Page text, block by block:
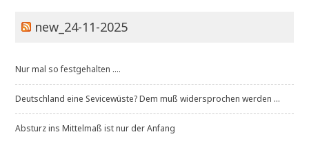
new_24-11-2025
Nur mal so festgehalten ....
Deutschland eine Sevicewüste? Dem muß widersprochen werden ...
Absturz ins Mittelmaß ist nur der Anfang